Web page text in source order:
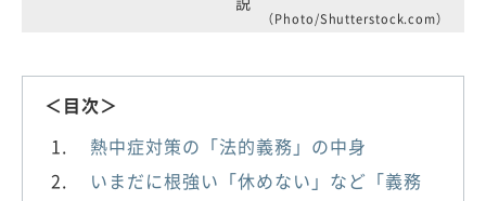
（Photo/Shutterstock.com）
＜目次＞
熱中症対策の「法的義務」の中身
いまだに根強い「休めない」など「義務